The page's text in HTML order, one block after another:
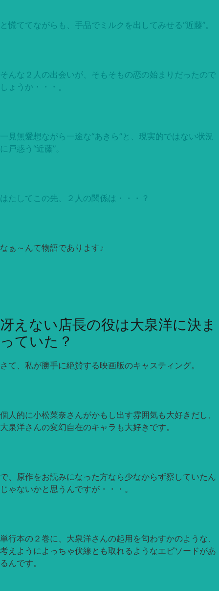
と慌ててながらも、手品でミルクを出してみせる“近藤”。
そんな２人の出会いが、そもそもの恋の始まりだったので
しょうか・・・。
一見無愛想ながら一途な“あきら”と、現実的ではない状況
に戸惑う“近藤”。
はたしてこの先、２人の関係は・・・？
なぁ～んて物語であります♪
冴えない店長の役は大泉洋に決ま
っていた？
さて、私が勝手に絶賛する映画版のキャスティング。
個人的に小松菜奈さんがかもし出す雰囲気も大好きだし、
大泉洋さんの変幻自在のキャラも大好きです。
で、原作をお読みになった方なら少なからず察していたん
じゃないかと思うんですが・・・。
単行本の２巻に、大泉洋さんの起用を匂わすかのような、
考えようによっちゃ伏線とも取れるようなエピソードがあ
るんです。